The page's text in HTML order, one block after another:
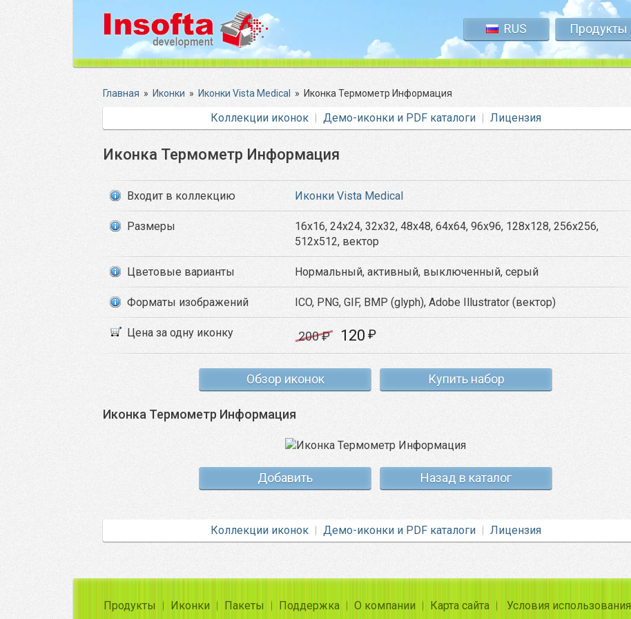
RUS Продукты
Главная » Иконки » Иконки Vista Medical » Иконка Термометр Информация
Коллекции иконок Демо-иконки и PDF каталоги Лицензия
Иконка Термометр Информация
Входит в коллекцию Иконки Vista Medical
Размеры
16x16, 24x24, 32x32, 48x48, 64x64, 96x96, 128x128, 256x256,
512x512, вектор
Цветовые варианты Нормальный, активный, выключенный, серый
Форматы изображений ICO, PNG, GIF, BMP (glyph), Adobe Illustrator (вектор)
Цена за одну иконку 200₽ 120 ₽
Обзор иконок Купить набор
Иконка Термометр Информация
Добавить Назад в каталог
Коллекции иконок Демо-иконки и PDF каталоги Лицензия
Продукты Иконки Пакеты Поддержка О компании Карта сайта Условия использования